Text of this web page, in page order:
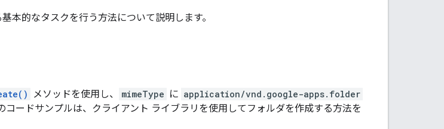
本的なタスクを行う方法について説明します。
メソッドを使用し、 mimeType に application/vnd.google-apps.folder
コードサンプルは、クライアント ライブラリを使用してフォルダを作成する方法を